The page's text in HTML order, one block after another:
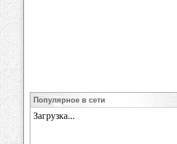
Популярное в сети